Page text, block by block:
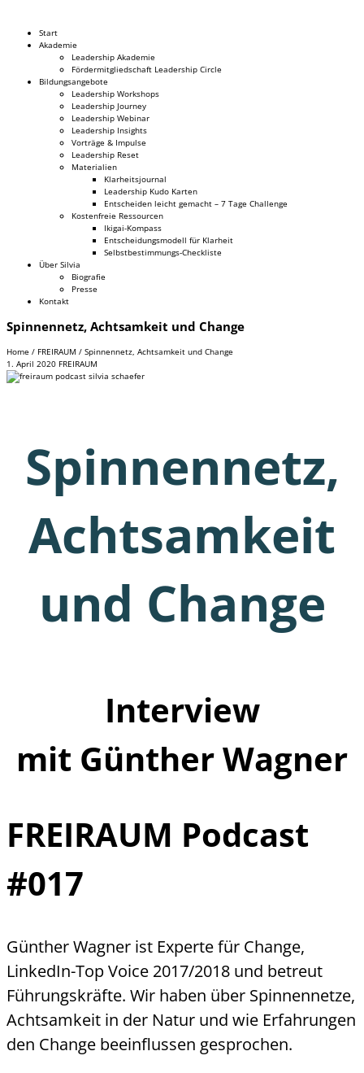
Dr. Silvia Schäfer
Start
Akademie
Leadership Akademie
Fördermitgliedschaft Leadership Circle
Bildungsangebote
Leadership Workshops
Leadership Journey
Leadership Webinar
Leadership Insights
Vorträge & Impulse
Leadership Reset
Materialien
Klarheitsjournal
Leadership Kudo Karten
Entscheiden leicht gemacht – 7 Tage Challenge
Kostenfreie Ressourcen
Ikigai-Kompass
Entscheidungsmodell für Klarheit
Selbstbestimmungs-Checkliste
Über Silvia
Biografie
Presse
Kontakt
Spinnennetz, Achtsamkeit und Change
Home / FREIRAUM / Spinnennetz, Achtsamkeit und Change
1. April 2020 FREIRAUM
Spinnennetz,
Achtsamkeit
und Change
Interview
mit Günther Wagner
FREIRAUM Podcast
#017
Günther Wagner ist Experte für Change,
LinkedIn-Top Voice 2017/2018 und betreut
Führungskräfte. Wir haben über Spinnennetze,
Achtsamkeit in der Natur und wie Erfahrungen
den Change beeinflussen gesprochen.